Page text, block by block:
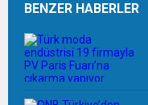
BENZER HABERLER